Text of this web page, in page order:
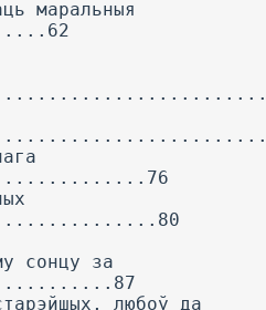
маральныя
сонцу за
любоў да